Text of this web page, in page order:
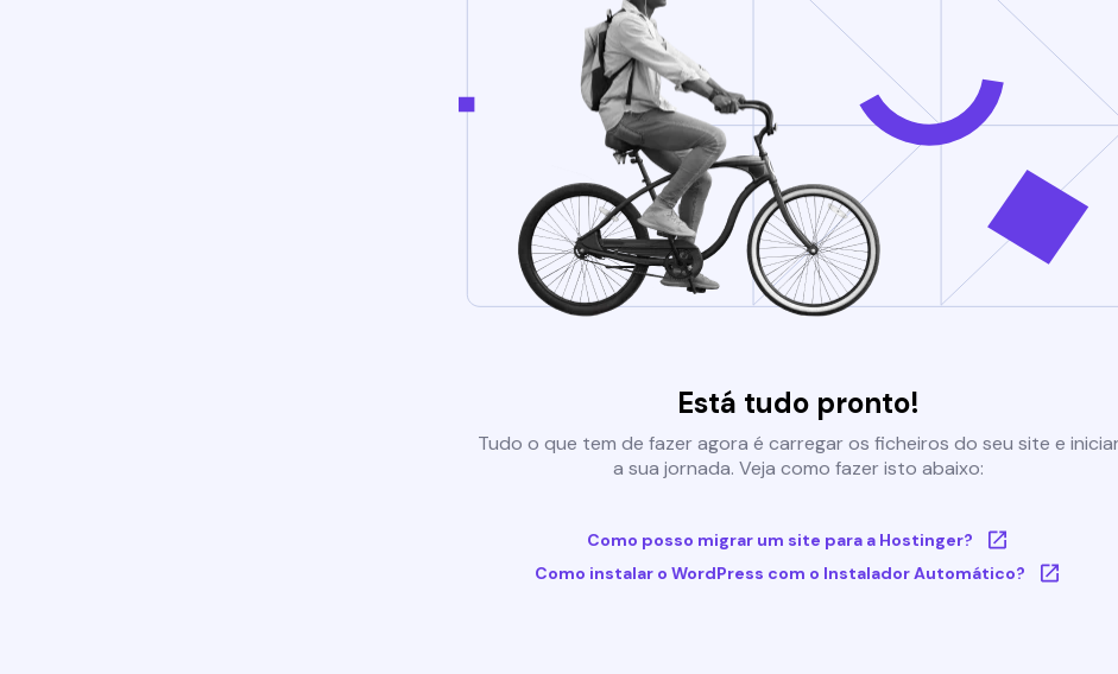
Está tudo pronto!
Tudo o que tem de fazer agora é carregar os ficheiros do seu site e
a sua jornada. Veja como fazer isto abaixo:
Como posso migrar um site para a Hostinger?
Como instalar o WordPress com o Instalador Automático?